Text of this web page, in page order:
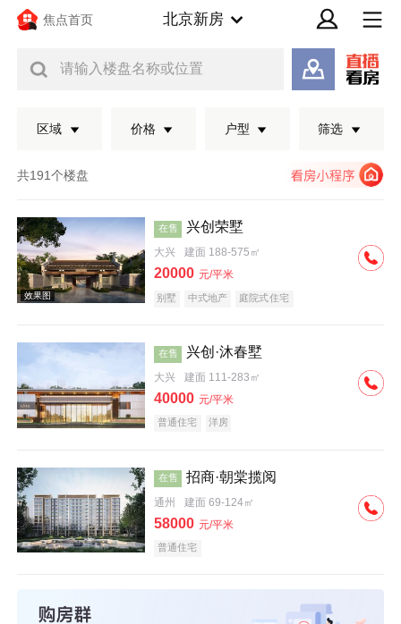
焦点首页 北京新房
请输入楼盘名称或位置
区域 价格 户型 筛选
共191个楼盘
效果图
在售 兴创荣墅
大兴 建面 188-575㎡
20000 元/平米
别墅 中式地产 庭院式住宅
在售 兴创·沐春墅
大兴 建面 111-283㎡
40000 元/平米
普通住宅 洋房
在售 招商·朝棠揽阅
通州 建面 69-124㎡
58000 元/平米
普通住宅